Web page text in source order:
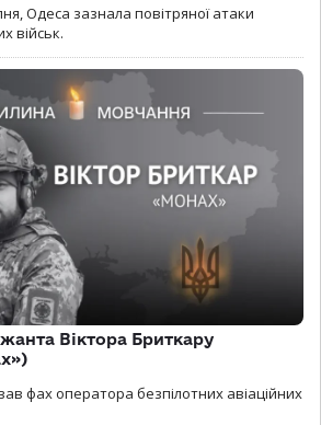
Одеса зазнала повітряної атаки
військ.
Віктора Бриткару
фах оператора безпілотних авіаційних